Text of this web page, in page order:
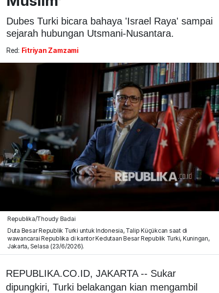
Dubes Turki bicara bahaya 'Israel Raya' sampai
sejarah hubungan Utsmani-Nusantara.
Red: Fitriyan Zamzami
Republika/Thoudy Badai
Duta Besar Republik Turki untuk Indonesia, Talip Küçükcan saat di
wawancarai Republika di kantor Kedutaan Besar Republik Turki, Kuningan,
Jakarta, Selasa (23/6/2026).
REPUBLIKA.CO.ID, JAKARTA -- Sukar
dipungkiri, Turki belakangan kian mengambil